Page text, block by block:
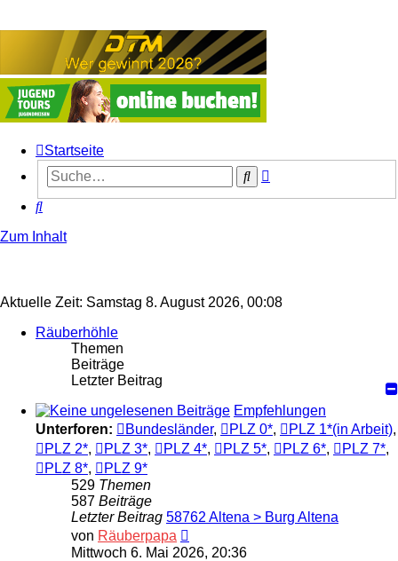
Startseite
Suche
Suche
Zum Inhalt
Aktuelle Zeit: Samstag 8. August 2026, 00:08
Räuberhöhle
Themen
Beiträge
Letzter Beitrag
Empfehlungen
Unterforen:
Bundesländer, PLZ 0*, PLZ 1*(in Arbeit),
PLZ 2*, PLZ 3*, PLZ 4*, PLZ 5*, PLZ 6*, PLZ 7*,
PLZ 8*,
PLZ 9*
529 Themen
587 Beiträge
Letzter Beitrag 58762 Altena > Burg Altena
von Räuberpapa
Beitrag
Mittwoch 6. Mai 2026, 20:36